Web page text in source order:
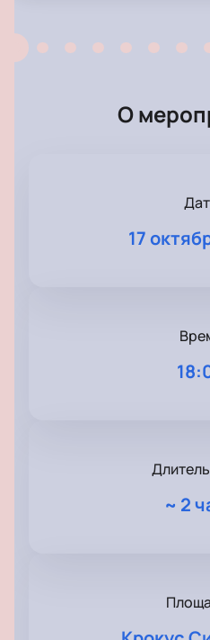
О
17
~ 2